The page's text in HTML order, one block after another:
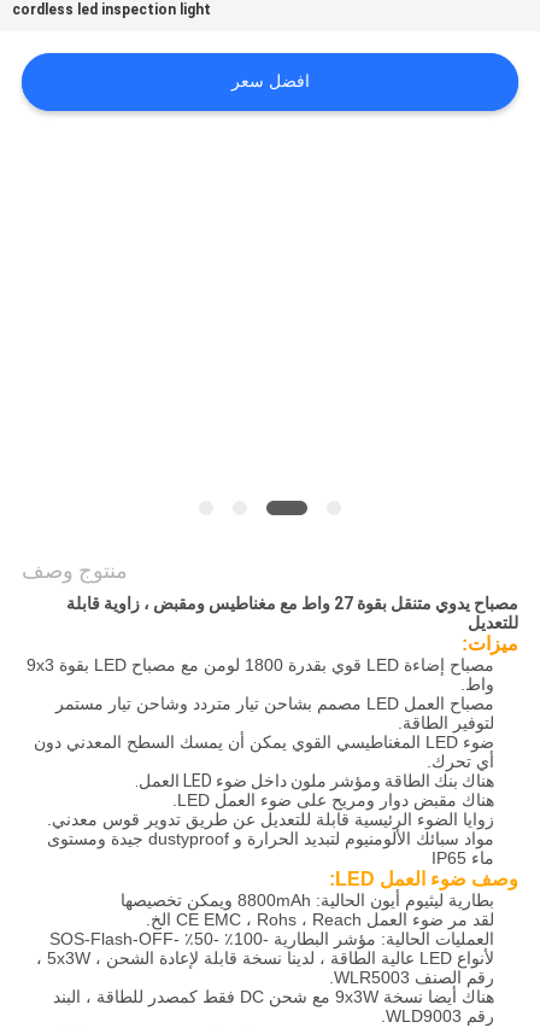
خريطة
cordless led inspection light
افضل سعر
منتوج وصف
مصباح يدوي متنقل بقوة 27 واط مع مغناطيس ومقبض ، زاوية قابلة
للتعديل
ميزات:
مصباح إضاءة LED قوي بقدرة 1800 لومن مع مصباح LED بقوة 9x3
واط.
مصباح العمل LED مصمم بشاحن تيار متردد وشاحن تيار مستمر
لتوفير الطاقة.
ضوء LED المغناطيسي القوي يمكن أن يمسك السطح المعدني دون
أي تحرك.
هناك بنك الطاقة ومؤشر ملون داخل ضوء LED العمل.
هناك مقبض دوار ومريح على ضوء العمل LED.
زوايا الضوء الرئيسية قابلة للتعديل عن طريق تدوير قوس معدني.
مواد سبائك الألومنيوم لتبديد الحرارة و dustyproof جيدة ومستوى
ماء IP65
وصف ضوء العمل LED:
بطارية ليثيوم أيون الحالية: 8800mAh ويمكن تخصيصها
لقد مر ضوء العمل CE EMC ، Rohs ، Reach الخ.
العمليات الحالية: مؤشر البطارية -100٪ -50٪ -SOS-Flash-OFF
لأنواع LED عالية الطاقة ، لدينا نسخة قابلة لإعادة الشحن ، 5x3W ،
رقم الصنف WLR5003.
هناك أيضا نسخة 9x3W مع شحن DC فقط كمصدر للطاقة ، البند
رقم WLD9003.